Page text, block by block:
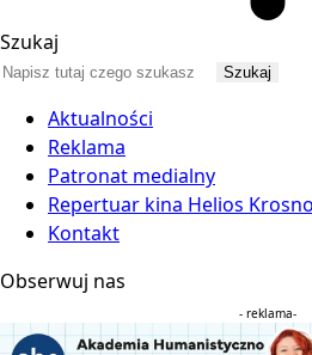
Szukaj
Aktualności
Reklama
Patronat medialny
Repertuar kina Helios Krosno
Kontakt
Obserwuj nas
- reklama-